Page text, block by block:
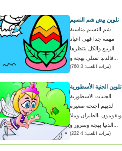
تلوين بيض شم النسيم
شم النسيم مناسبة
مهمة جدا فهي اعياد
الربيع والكل ينتظرها
(مرات اللعب: 3 760)
تلوين الجنية الأسطورية
الجنيات الاسطورية
لديهم اجنحه صغيرة
ويقومون بالطيران وملا
(مرات اللعب: 4 222)